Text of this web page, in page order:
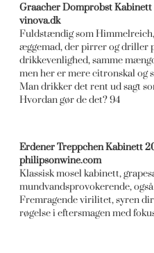
Graacher Domprobst
vinova.dk
Fuldstændig som
æggemad, der pirrer og driller
drikkevenlighed, samme
men her er mere citronskal og
Man drikker det rent ud sagt
Hvordan gør de det? 94
Erdener Treppchen Kabinett
philipsonwine.com
Klassisk mosel kabinett,
mundvandsprovokerende,
Fremragende virilitet, syren
røgelse i eftersmagen med